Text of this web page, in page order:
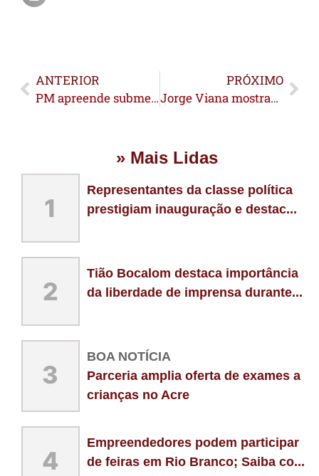
ANTERIOR
PM apreende submetralhadoras e prende dois na Apolônio Sales
PRÓXIMO
Jorge Viana mostrando para que veio
» Mais Lidas
1
Representantes da classe política
prestigiam inauguração e destac...
2
Tião Bocalom destaca importância
da liberdade de imprensa durante...
3
BOA NOTÍCIA
Parceria amplia oferta de exames a
crianças no Acre
4
Empreendedores podem participar
de feiras em Rio Branco; Saiba co...